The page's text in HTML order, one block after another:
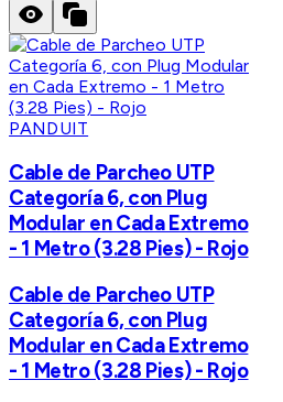
PANDUIT
Cable de Parcheo UTP
Categoría 6, con Plug
Modular en Cada Extremo
- 1 Metro (3.28 Pies) - Rojo
Cable de Parcheo UTP
Categoría 6, con Plug
Modular en Cada Extremo
- 1 Metro (3.28 Pies) - Rojo